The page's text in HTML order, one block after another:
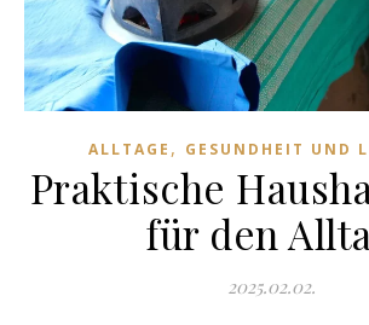
ALLTAGE , GESUNDHEIT UND
Praktische
für den
2025.02.02.